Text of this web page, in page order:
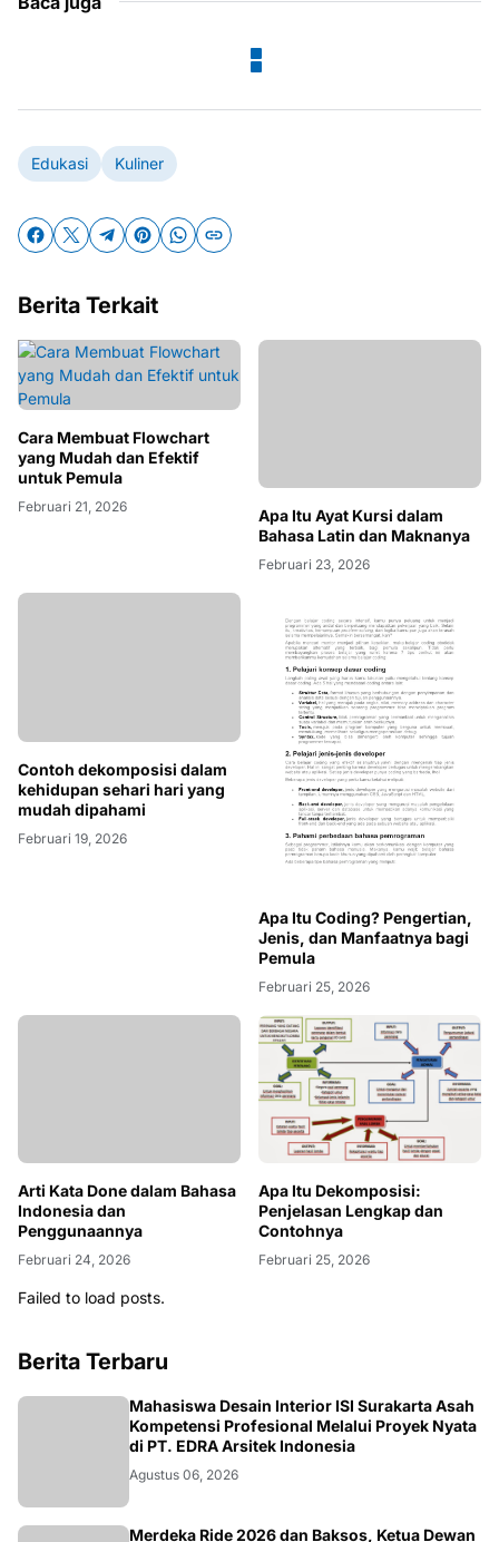
Edukasi Kuliner
Berita Terkait
Cara Membuat Flowchart
yang Mudah dan Efektif
untuk Pemula
Februari 21, 2026
Apa Itu Ayat Kursi dalam
Bahasa Latin dan Maknanya
Februari 23, 2026
Contoh dekomposisi dalam
kehidupan sehari hari yang
mudah dipahami
Februari 19, 2026
Apa Itu Coding? Pengertian,
Jenis, dan Manfaatnya bagi
Pemula
Februari 25, 2026
Arti Kata Done dalam Bahasa
Indonesia dan
Penggunaannya
Februari 24, 2026
Apa Itu Dekomposisi:
Penjelasan Lengkap dan
Contohnya
Februari 25, 2026
Failed to load posts.
Berita Terbaru
Mahasiswa Desain Interior ISI Surakarta Asah
Kompetensi Profesional Melalui Proyek Nyata
di PT. EDRA Arsitek Indonesia
Agustus 06, 2026
Merdeka Ride 2026 dan Baksos, Ketua Dewan